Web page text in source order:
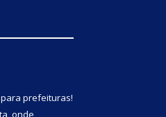
prefeituras!
onde